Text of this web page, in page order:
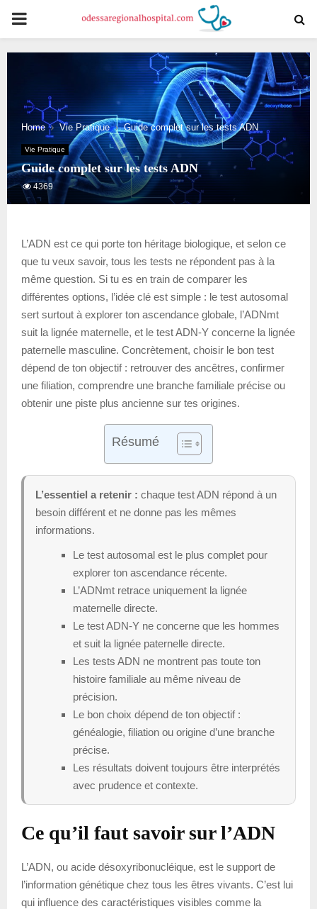
PRIMARY
MENU
Home Vie Pratique Guide complet sur les tests ADN
Vie Pratique
Guide complet sur les tests ADN
4369
L’ADN est ce qui porte ton héritage biologique, et selon ce
que tu veux savoir, tous les tests ne répondent pas à la
même question. Si tu es en train de comparer les
différentes options, l’idée clé est simple : le test autosomal
sert surtout à explorer ton ascendance globale, l’ADNmt
suit la lignée maternelle, et le test ADN-Y concerne la lignée
paternelle masculine. Concrètement, choisir le bon test
dépend de ton objectif : retrouver des ancêtres, confirmer
une filiation, comprendre une branche familiale précise ou
obtenir une piste plus ancienne sur tes origines.
Résumé
L’essentiel a retenir : chaque test ADN répond à un
besoin différent et ne donne pas les mêmes
informations.
Le test autosomal est le plus complet pour
explorer ton ascendance récente.
L’ADNmt retrace uniquement la lignée
maternelle directe.
Le test ADN-Y ne concerne que les hommes
et suit la lignée paternelle directe.
Les tests ADN ne montrent pas toute ton
histoire familiale au même niveau de
précision.
Le bon choix dépend de ton objectif :
généalogie, filiation ou origine d’une branche
précise.
Les résultats doivent toujours être interprétés
avec prudence et contexte.
Ce qu’il faut savoir sur l’ADN
L’ADN, ou acide désoxyribonucléique, est le support de
l’information génétique chez tous les êtres vivants. C’est lui
qui influence des caractéristiques visibles comme la